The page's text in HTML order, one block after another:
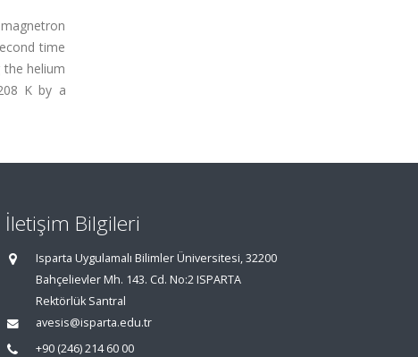
time
helium
K by a
İletişim Bilgileri
Isparta Uygulamalı Bilimler Üniversitesi, 32200
Bahçelievler Mh. 143. Cd. No:2 ISPARTA
Rektörlük Santral
avesis@isparta.edu.tr
+90 (246) 214 60 00